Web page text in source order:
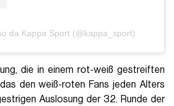
da Kappa Sport (@kappa_sport)
die in einem rot-weiß gestreiften
den weiß-roten Fans jeden Alters
Auslosung der 32. Runde der